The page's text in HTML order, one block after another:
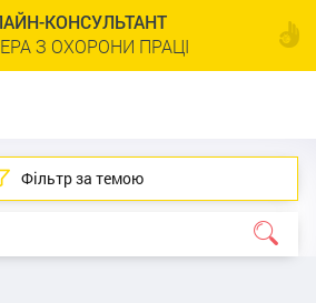
КОНСУЛЬТАНТ
З ОХОРОНИ ПРАЦІ
Фільтр за темою